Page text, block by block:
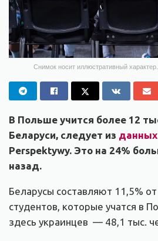
Снимок носит иллюстративный
В Польше учится более 12
Беларуси, следует из данных
Perspektywy. Это на 24%
назад.
Беларусы составляют 11,5%
студентов, которые учатся в
здесь украинцев — 48,1 тыс.